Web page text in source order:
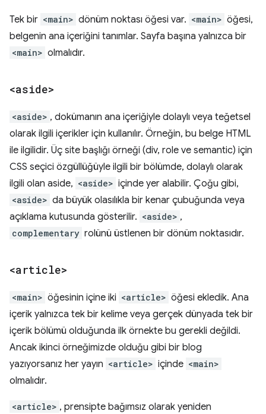
Tek bir <main> dönüm noktası öğesi var. <main> öğesi,
belgenin ana içeriğini tanımlar. Sayfa başına yalnızca bir
<main> olmalıdır.
<aside>
<aside> , dokümanın ana içeriğiyle dolaylı veya teğetsel
olarak ilgili içerikler için kullanılır. Örneğin, bu belge HTML
ile ilgilidir. Üç site başlığı örneği (div, role ve semantic) için
CSS seçici özgüllüğüyle ilgili bir bölümde, dolaylı olarak
ilgili olan aside, <aside> içinde yer alabilir. Çoğu gibi,
<aside> da büyük olasılıkla bir kenar çubuğunda veya
açıklama kutusunda gösterilir. <aside> ,
complementary rolünü üstlenen bir dönüm noktasıdır.
<article>
<main> öğesinin içine iki <article> öğesi ekledik. Ana
içerik yalnızca tek bir kelime veya gerçek dünyada tek bir
içerik bölümü olduğunda ilk örnekte bu gerekli değildi.
Ancak ikinci örneğimizde olduğu gibi bir blog
yazıyorsanız her yayın <article> içinde <main>
olmalıdır.
<article> , prensipte bağımsız olarak yeniden